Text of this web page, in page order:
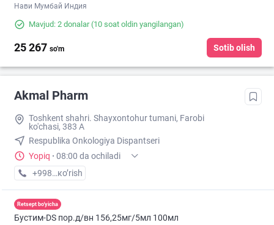
Нави Мумбай Индия
Mavjud: 2 donalar(10 soat oldin yangilangan)
25 267 so'm Sotib olish
Akmal Pharm
Toshkent shahri. Shayxontohur tumani, Farobi
ko'chasi, 383 A
Respublika Onkologiya Dispantseri
Yopiq · 08:00 da ochiladi
+998 (99) XXX-XX-XX
кo’rish
Retsept bo'yicha
Бустим-DS пор.д/вн 156,25мг/5мл 100мл